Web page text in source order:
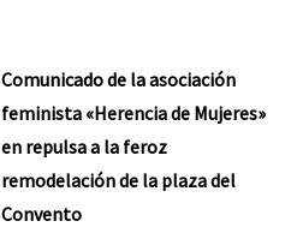
Comunicado de la asociación
feminista «Herencia de Mujeres»
en repulsa a la feroz
remodelación de la plaza del
Convento